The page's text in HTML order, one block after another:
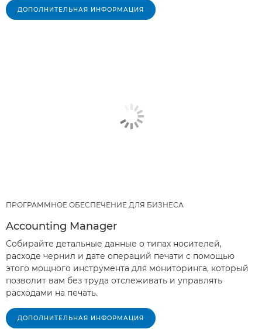
ДОПОЛНИТЕЛЬНАЯ ИНФОРМАЦИЯ
ПРОГРАММНОЕ ОБЕСПЕЧЕНИЕ ДЛЯ БИЗНЕСА
Accounting Manager
Собирайте детальные данные о типах носителей,
расходе чернил и дате операций печати с помощью
этого мощного инструмента для мониторинга, который
позволит вам без труда отслеживать и управлять
расходами на печать.
ДОПОЛНИТЕЛЬНАЯ ИНФОРМАЦИЯ